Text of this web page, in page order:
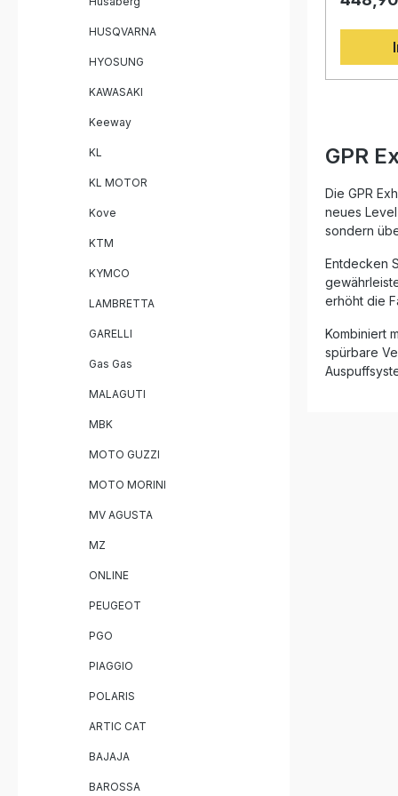
HUSQVARNA
HYOSUNG
KAWASAKI
Keeway
KL
KL MOTOR
Kove
KTM
KYMCO
LAMBRETTA
GARELLI
Gas Gas
MALAGUTI
MBK
MOTO GUZZI
MOTO MORINI
MV AGUSTA
MZ
ONLINE
PEUGEOT
PGO
PIAGGIO
POLARIS
ARTIC CAT
BAJAJA
BAROSSA
Sonic
dB
Play-
Spürbare
GPR
Die GPR
neues
sondern
Entdecken
erhöht die
Kombiniert
spürbare